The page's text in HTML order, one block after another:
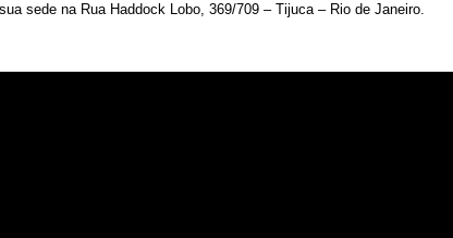
sede na Rua Haddock Lobo, 369/709 – Tijuca – Rio de Janeiro.